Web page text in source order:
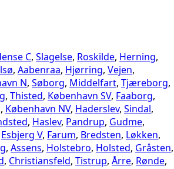
C, Slagelse, Roskilde, Herning,
, Aabenraa, Hjørring, Vejen,
N, Søborg, Middelfart, Tjæreborg,
, Thisted, København SV, Faaborg,
, København NV, Haderslev, Sindal,
, Haslev, Pandrup, Gudme,
Esbjerg V, Farum, Bredsten, Løkken,
, Assens, Holstebro, Holsted, Gråsten,
, Christiansfeld, Tistrup, Årre, Rønde,